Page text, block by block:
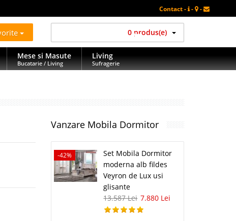
Contact - - -
0 produs(e)
Mese si Masute
Bucatarie / Living
Living
Sufragerie
Vanzare Mobila Dormitor
-42%
Set Mobila Dormitor
moderna alb fildes
Veyron de Lux usi
glisante
13.587 Lei 7.880 Lei